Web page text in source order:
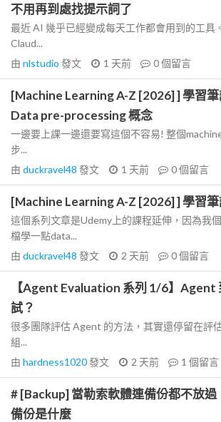
不用再到處找提示詞了
最近 AI 幾乎已經變成每天工作都會用到的工具
Claud...
由 nlstudio 發文 1 天前 0個留言
[Machine Learning A-Z [2026] ] 學習筆
Data pre-processing 概念
一邊要上課一邊還要寫這個不容易! 整個
步...
由 duckravel48 發文 1 天前 0個留言
[Machine Learning A-Z [2026] ] 學習
這個系列文章是Udemy上的課程延伸，因為我
檔學一點data...
由 duckravel48 發文 2 天前 0個留言
【Agent Evaluation 系列 1/6】Agent
試？
很多團隊評估 Agent 的方法，其實還停留在評
組...
由 hardness1020發文 2 天前 1 個留言
# [Backup] 當勒索軟體連備份都不放過
備份是什麼